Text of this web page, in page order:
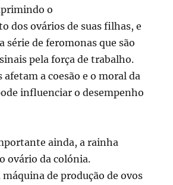
o
dos ovários de suas filhas, e
série de feromonas que são
pela força de trabalho.
afetam a coesão e o moral da
influenciar o desempenho
ainda, a rainha
ovário da colónia.
máquina de produção de ovos